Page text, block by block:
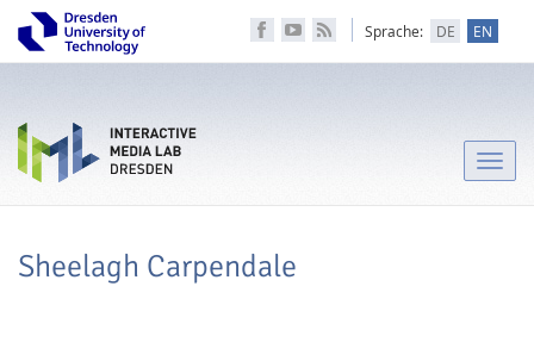
Sprache: DE EN
Toggle
Sheelagh Carpendale